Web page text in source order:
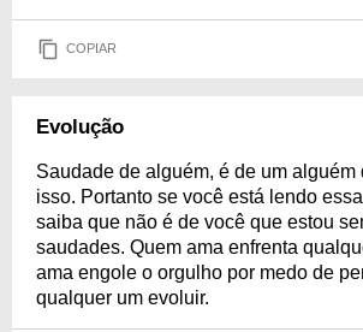
COPIAR
Evolução
Saudade de alguém, é de um alguém
isso. Portanto se você está lendo
saiba que não é de você que estou
saudades. Quem ama enfrenta
ama engole o orgulho por medo de
qualquer um evoluir.